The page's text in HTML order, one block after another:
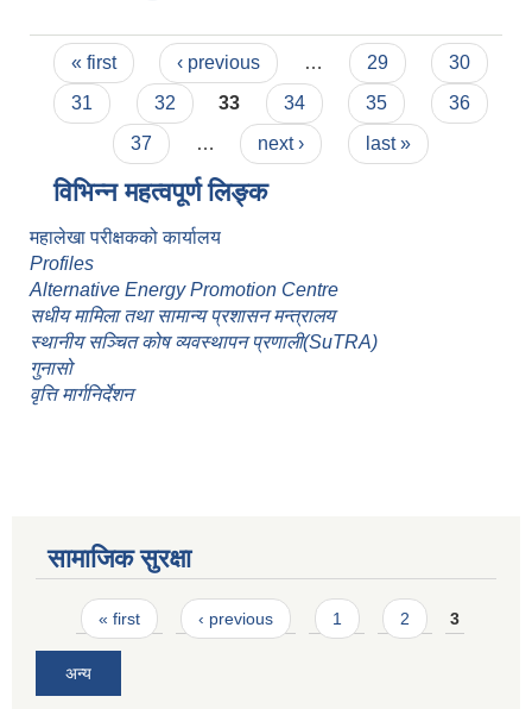
Pages
« first ‹ previous … 29
30
31
32 33 34 35
36
37
… next › last »
विभिन्न महत्वपूर्ण लिङ्क
महालेखा परीक्षकको कार्यालय
Profiles
Alternative Energy Promotion Centre
सधीय मामिला तथा सामान्य प्रशासन मन्त्रालय
स्थानीय सञ्चित कोष व्यवस्थापन प्रणाली(SuTRA)
गुनासो
वृत्ति मार्गनिर्देशन
सामाजिक सुरक्षा
Pages
« first ‹ previous 1 2 3
अन्य